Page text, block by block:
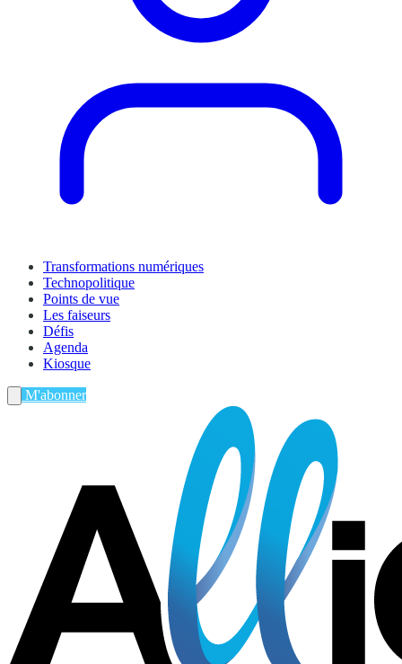
Transformations numériques
Technopolitique
Points de vue
Les faiseurs
Défis
Agenda
Kiosque
M'abonner